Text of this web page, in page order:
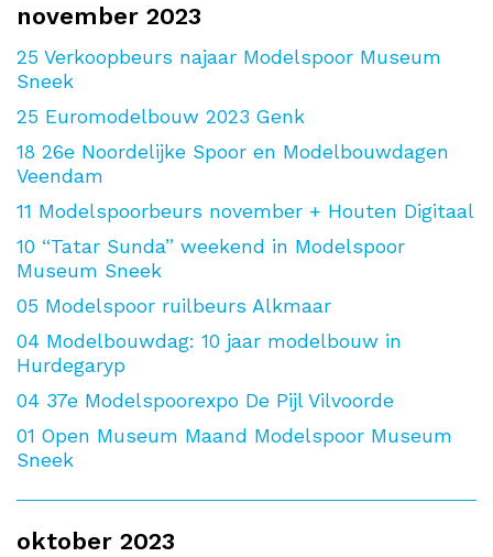
november 2023
25 Verkoopbeurs najaar Modelspoor Museum
Sneek
25 Euromodelbouw 2023 Genk
18 26e Noordelijke Spoor en Modelbouwdagen
Veendam
11 Modelspoorbeurs november + Houten Digitaal
10 “Tatar Sunda” weekend in Modelspoor
Museum Sneek
05 Modelspoor ruilbeurs Alkmaar
04 Modelbouwdag: 10 jaar modelbouw in
Hurdegaryp
04 37e Modelspoorexpo De Pijl Vilvoorde
01 Open Museum Maand Modelspoor Museum
Sneek
oktober 2023